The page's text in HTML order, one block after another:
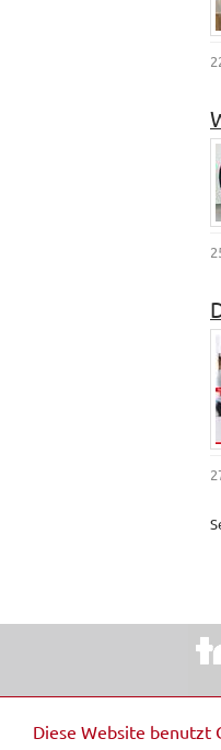
Diese Website benutzt